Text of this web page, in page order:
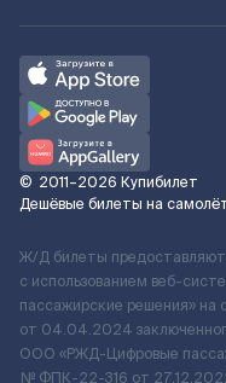
© 2011–2026 Купибилет
Дешёвые билеты на
Ж/Д билеты
с использованием веб-
пассажирские решения»
от 04.04.2024
ООО «РЖД-Цифровые
№ ФПК-22-316 от